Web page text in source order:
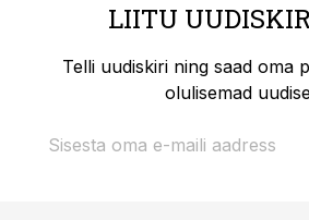
LIITU
Telli uudiskiri ning saad oma
olulisemad